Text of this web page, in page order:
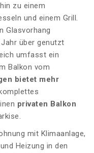
zu einem
und einem Grill.
Glasvorhang
über genutzt
umfasst ein
Balkon vom
bietet mehr
privaten Balkon
mit Klimaanlage,
Heizung in den